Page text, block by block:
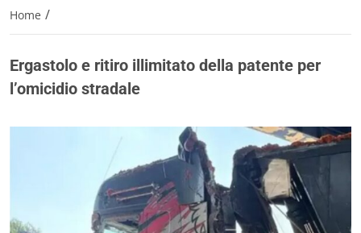
Home /
Ergastolo e ritiro illimitato della patente per
l’omicidio stradale